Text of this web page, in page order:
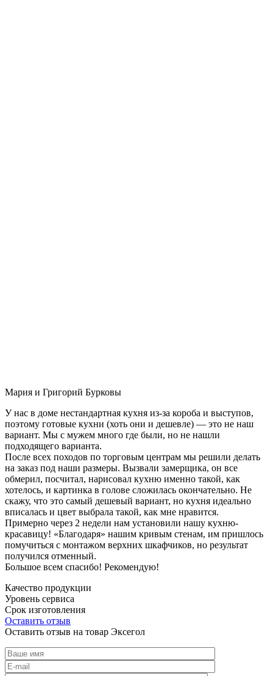
Мария и Григорий Бурковы
У нас в доме нестандартная кухня из-за короба и выступов,
поэтому готовые кухни (хоть они и дешевле) — это не наш
вариант. Мы с мужем много где были, но не нашли
подходящего варианта.
После всех походов по торговым центрам мы решили делать
на заказ под наши размеры. Вызвали замерщика, он все
обмерил, посчитал, нарисовал кухню именно такой, как
хотелось, и картинка в голове сложилась окончательно. Не
скажу, что это самый дешевый вариант, но кухня идеально
вписалась и цвет выбрала такой, как мне нравится.
Примерно через 2 недели нам установили нашу кухню-
красавицу! «Благодаря» нашим кривым стенам, им пришлось
помучиться с монтажом верхних шкафчиков, но результат
получился отменный.
Большое всем спасибо! Рекомендую!
Качество продукции
Уровень сервиса
Срок изготовления
Оставить отзыв
Оставить отзыв на товар Эксегол